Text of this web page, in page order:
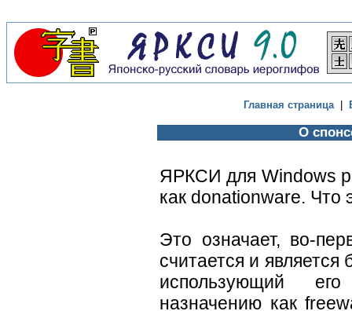
Главная страница|
О
ЯРКСИ для Windows
как donationware. Что
Это означает, во-
считается и
использующий
назначению как